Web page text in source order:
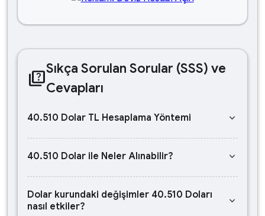
quizSıkça Sorulan Sorular (SSS) ve
Cevapları
40.510 Dolar TL Hesaplama Yöntemi keyboard_arrow_down
40.510 Dolar ile Neler Alınabilir? keyboard_arrow_down
Dolar kurundaki değişimler 40.510 Doları
nasıl etkiler?
keyboard_arrow_down